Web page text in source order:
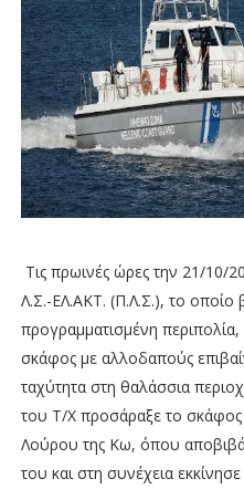
Τις πρωινές ώρες την 21/10/
Λ.Σ.-ΕΛ.ΑΚΤ. (Π.Λ.Σ.), το οποίο
προγραμματισμένη
σκάφος με αλλοδαπούς
ταχύτητα στη θαλάσσια
του Τ/Χ προσάραξε το σκάφος
Λούρου της Κω, όπου
του και στη συνέχεια